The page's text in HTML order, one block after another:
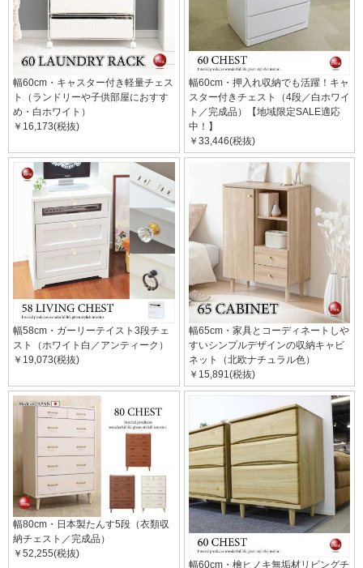
幅60cm・キャスター付き軽量チェス
ト（ランドリーや子供部屋におすす
め・白ホワイト）
￥16,173(税抜)
幅60cm・押入れ収納でも活躍！キャ
スター付きチェスト（4段／白ホワイ
ト／完成品）【地域限定SALE適応
中！】
￥33,446(税抜)
幅58cm・ガーリーテイスト3段チェ
スト（ホワイト白／アンティーク）
￥19,073(税抜)
幅65cm・家具とコーディネートしや
すいシンプルデザインの収納キャビ
ネット（北欧ナチュラル色）
￥15,891(税抜)
幅80cm・日本製たんす5段（衣類収
納チェスト／完成品）
￥52,255(税抜)
幅60cm・檜ヒノキ無垢材リビングチ